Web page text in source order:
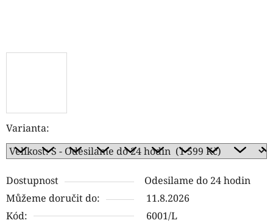
Varianta:
Dostupnost
Odesilame do 24 hodin
Můžeme doručit do:
11.8.2026
Kód:
6001/L